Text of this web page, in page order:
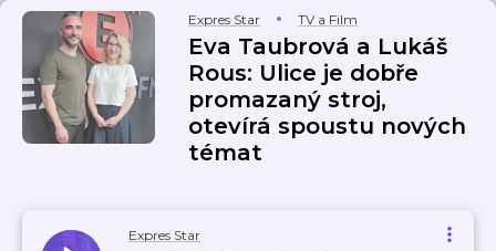
Expres Star TV a Film
Eva Taubrová a Lukáš
Rous: Ulice je dobře
promazaný stroj,
otevírá spoustu nových
témat
Expres Star